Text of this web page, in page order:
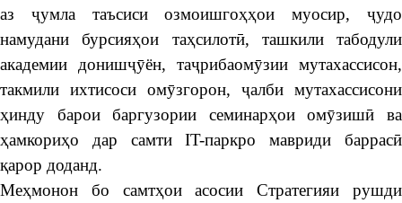
аз ҷумла таъсиси озмоишгоҳҳои муосир, ҷудо
намудани бурсияҳои таҳсилотӣ, ташкили табодули
академии донишҷӯён, таҷрибаомӯзии мутахассисон,
такмили ихтисоси омӯзгорон, ҷалби мутахассисони
ҳинду барои баргузории семинарҳои омӯзишӣ ва
ҳамкориҳо дар самти IT-паркро мавриди баррасӣ
қарор доданд.
Меҳмонон бо самтҳои асосии Стратегияи рушди